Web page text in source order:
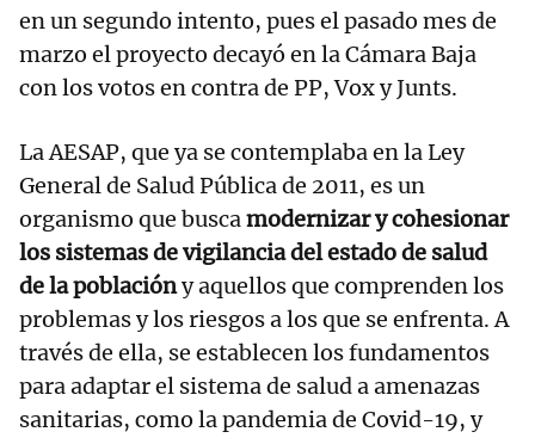
en un segundo intento, pues el pasado mes de
marzo el proyecto decayó en la Cámara Baja
con los votos en contra de PP, Vox y Junts.
La AESAP, que ya se contemplaba en la Ley
General de Salud Pública de 2011, es un
organismo que buscamodernizar y cohesionar
los sistemas de vigilancia del estado de salud
de la poblacióny aquellos que comprenden los
problemas y los riesgos a los que se enfrenta. A
través de ella, se establecen los fundamentos
para adaptar el sistema de salud a amenazas
sanitarias, como la pandemia de Covid-19, y